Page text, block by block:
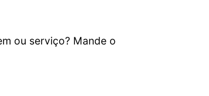
ou serviço? Mande o